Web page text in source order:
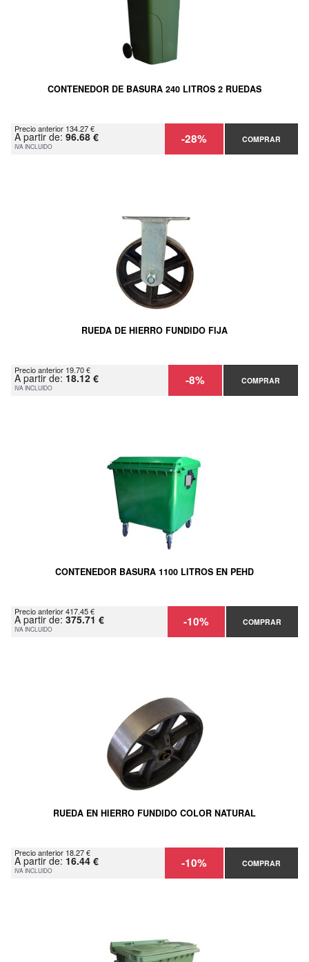
CONTENEDOR DE BASURA 240 LITROS 2 RUEDAS
Precio anterior 134.27 €
A partir de: 96.68 €
IVA INCLUIDO -28% COMPRAR
RUEDA DE HIERRO FUNDIDO FIJA
Precio anterior 19.70 €
A partir de: 18.12 €
IVA INCLUIDO -8% COMPRAR
CONTENEDOR BASURA 1100 LITROS EN PEHD
Precio anterior 417.45 €
A partir de: 375.71 €
IVA INCLUIDO -10% COMPRAR
RUEDA EN HIERRO FUNDIDO COLOR NATURAL
Precio anterior 18.27 €
A partir de: 16.44 €
IVA INCLUIDO -10% COMPRAR